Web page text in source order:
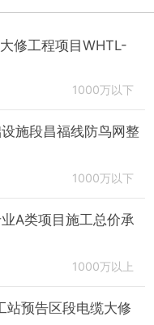
修工程项目WHTL-
1000万以下
施段昌福线防鸟网整
1000万以下
A类项目施工总价承
1000万以上
站预告区段电缆大修